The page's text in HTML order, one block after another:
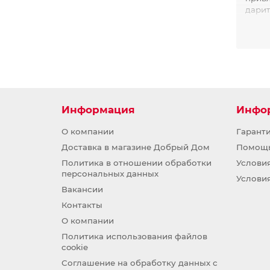
и
Информация
О компании
Доставка в магазине Добрый Дом
Политика в отношении обработки
персональных данных
Вакансии
Контакты
О компании
Политика использования файлов
cookie
Соглашение на обработку данных с